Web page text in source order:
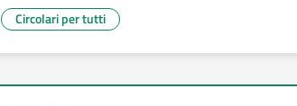
Circolari per tutti